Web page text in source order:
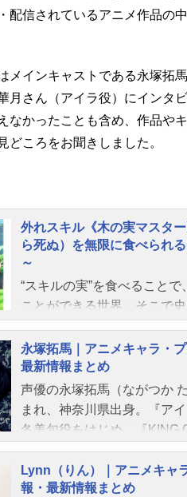
配信されているアニメ作品の
メインキャストである永塚拓
月さん（アイラ役）にインタ
なかったことも含め、作品や
どころをお聞きしました。
外れスキル《木の実マスタ
ら死ぬ）を無限に食べられ
～
“スキルの実”を食べること
ことができる世界。そこで
実栽培に特化した外れスキ
た……。“スキルの実”はふた
め、やり直しはできない。
る」と約束した幼馴染・レ
なり、差が開いていく。農
日々を送るライトだがある
実”を食べてしまい――「な
だ……！？」死亡フラグを回
永塚拓馬｜アニメキャラ・
最新情報まとめ
声優の永塚拓馬（ながつか
まれ、神奈川県出身。『ア
冬美旬役をはじめ、『KING
役など、人気作品のキャラ
ちらでは、永塚拓馬さんの
Lynn（りん）｜アニメキャ
報・最新情報まとめ